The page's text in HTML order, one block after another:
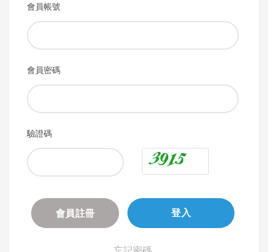
會員帳號
會員密碼
驗證碼
會員註冊 登入